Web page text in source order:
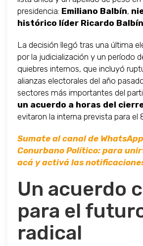
presidencia: Emiliano Balbín,
histórico líder Ricardo
La decisión llegó tras una última
por la judicialización y un período
quiebres internos, que incluyó
alianzas electorales del año
sectores más importantes del
un acuerdo a horas del
evitaron la interna prevista para el
Sumate al canal de
Conurbano Político: para
acá y activá las
Un acuerdo
para el
radical